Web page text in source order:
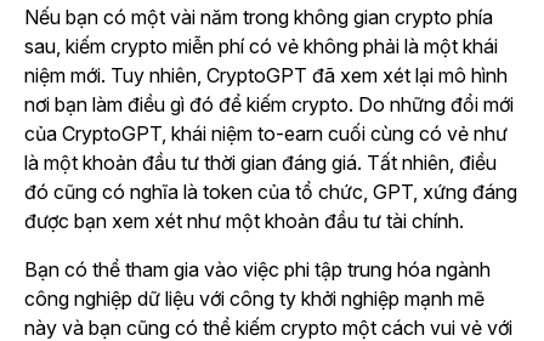
Nếu bạn có một vài năm trong không gian crypto phía
sau, kiếm crypto miễn phí có vẻ không phải là một khái
niệm mới. Tuy nhiên, CryptoGPT đã xem xét lại mô hình
nơi bạn làm điều gì đó để kiếm crypto. Do những đổi mới
của CryptoGPT, khái niệm to-earn cuối cùng có vẻ như
là một khoản đầu tư thời gian đáng giá. Tất nhiên, điều
đó cũng có nghĩa là token của tổ chức, GPT, xứng đáng
được bạn xem xét như một khoản đầu tư tài chính.
Bạn có thể tham gia vào việc phi tập trung hóa ngành
công nghiệp dữ liệu với công ty khởi nghiệp mạnh mẽ
này và bạn cũng có thể kiếm crypto một cách vui vẻ với